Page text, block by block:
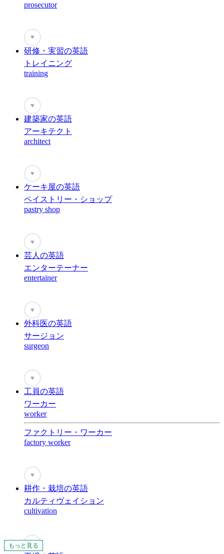
もっと見る
もっと見る
もっと見る
もっと見る
もっと見る
もっと見る
もっと見る
もっと見る
もっと見る
もっと見る
もっと見る
もっと見る
もっと見る
もっと見る
もっと見る
もっと見る
もっと見る
もっと見る
もっと見る
prosecutor
♥
研修・実習の英語
トレイニング
training
♥
建築家の英語
アーキテクト
architect
♥
ケーキ屋の英語
ペイストリー・ショップ
pastry shop
♥
芸人の英語
エンターテーナー
entertainer
もっと見る
♥
外科医の英語
サージョン
surgeon
♥
工員の英語
ワーカー
worker
ファクトリー・ワーカー
factory worker
もっと見る
♥
耕作・栽培の英語
カルティヴェイション
cultivation
もっと見る
♥
もっと見る
もっと見る
もっと見る
もっと見る
もっと見る
もっと見る
もっと見る
もっと見る
もっと見る
もっと見る
もっと見る
もっと見る
もっと見る
もっと見る
もっと見る
もっと見る
もっと見る
もっと見る
もっと見る
もっと見る
もっと見る
もっと見る
もっと見る
もっと見る
もっと見る
もっと見る